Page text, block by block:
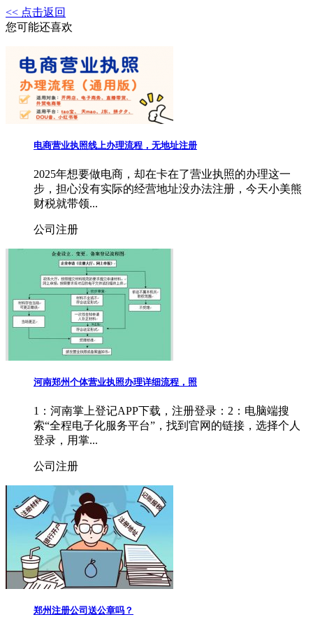
<< 点击返回
您可能还喜欢
电商营业执照线上办理流程，无地址注册
2025年想要做电商，却在卡在了营业执照的办理这一
步，担心没有实际的经营地址没办法注册，今天小美熊
财税就带领...
公司注册
河南郑州个体营业执照办理详细流程，照
1：河南掌上登记APP下载，注册登录：2：电脑端搜
索“全程电子化服务平台”，找到官网的链接，选择个人
登录，用掌...
公司注册
郑州注册公司送公章吗？